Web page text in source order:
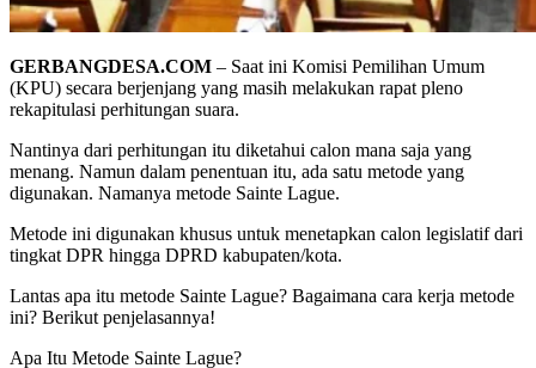
GERBANGDESA.COM – Saat ini Komisi Pemilihan Umum
(KPU) secara berjenjang yang masih melakukan rapat pleno
rekapitulasi perhitungan suara.
Nantinya dari perhitungan itu diketahui calon mana saja yang
menang. Namun dalam penentuan itu, ada satu metode yang
digunakan. Namanya metode Sainte Lague.
Metode ini digunakan khusus untuk menetapkan calon legislatif dari
tingkat DPR hingga DPRD kabupaten/kota.
Lantas apa itu metode Sainte Lague? Bagaimana cara kerja metode
ini? Berikut penjelasannya!
Apa Itu Metode Sainte Lague?